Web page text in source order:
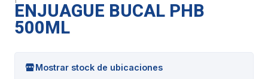
ENJUAGUE BUCAL PHB
500ML
Mostrar stock de ubicaciones